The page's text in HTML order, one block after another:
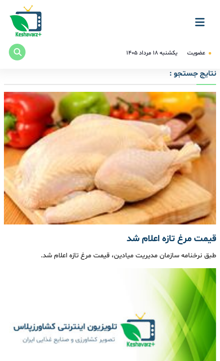
عضویت یکشنبه ۱۸ مرداد ۱۴۰۵
نتایج جستجو :
قیمت مرغ تازه اعلام شد
طبق نرخنامه سازمان مدیریت میادین، قیمت مرغ تازه اعلام شد.